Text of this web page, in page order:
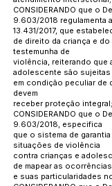
CONSIDERANDO que o
9.603/2018 regulamenta
13.431/2017, que
de direito da criança e
testemunha de
violência, reiterando que
adolescente são
em condição peculiar de
devem
receber proteção integral;
CONSIDERANDO que o
9.603/2018, especifica
que o sistema de
situações de violência
contra crianças e
de mapear as
e suas particularidades